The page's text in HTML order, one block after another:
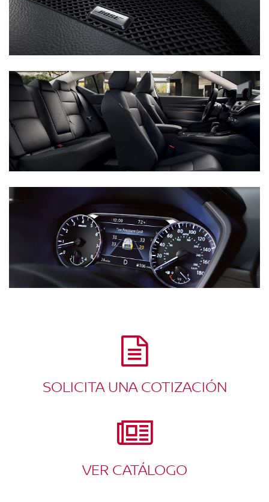
SOLICITA UNA COTIZACIÓN
VER CATÁLOGO